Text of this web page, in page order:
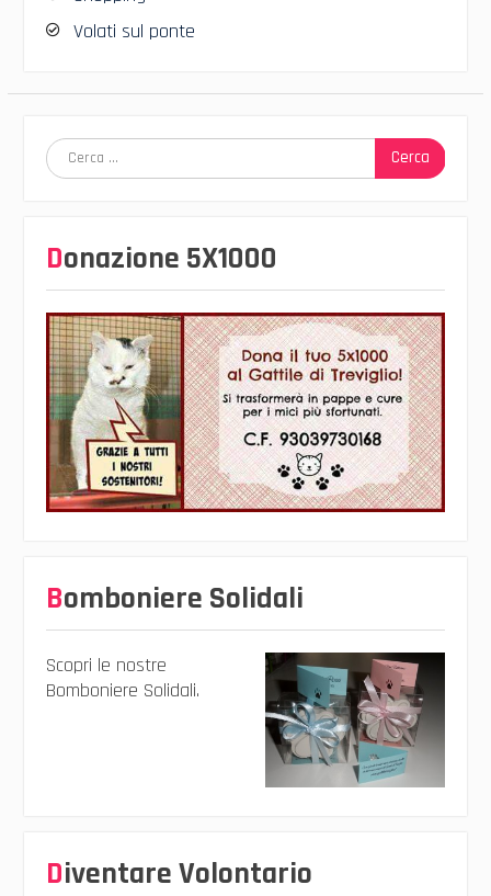
Volati sul ponte
Ricerca
per:
Donazione 5X1000
Bomboniere Solidali
Scopri le nostre
Bomboniere Solidali.
Diventare Volontario